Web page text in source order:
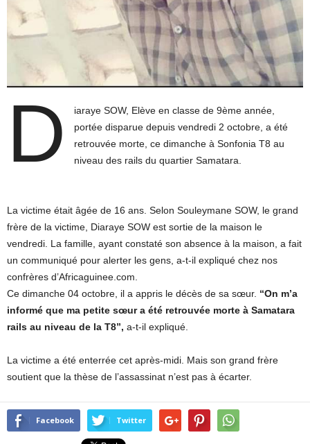
D
iaraye SOW, Elève en classe de 9ème année,
portée disparue depuis vendredi 2 octobre, a été
retrouvée morte, ce dimanche à Sonfonia T8 au
niveau des rails du quartier Samatara.
La victime était âgée de 16 ans. Selon Souleymane SOW, le grand
frère de la victime, Diaraye SOW est sortie de la maison le
vendredi. La famille, ayant constaté son absence à la maison, a fait
un communiqué pour alerter les gens, a-t-il expliqué chez nos
confrères d’Africaguinee.com.
Ce dimanche 04 octobre, il a appris le décès de sa sœur. “On m’a
informé que ma petite sœur a été retrouvée morte à Samatara
rails au niveau de la T8”, a-t-il expliqué.
La victime a été enterrée cet après-midi. Mais son grand frère
soutient que la thèse de l’assassinat n’est pas à écarter.
Facebook Twitter